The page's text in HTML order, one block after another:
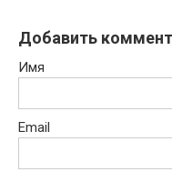
Добавить
Имя
Email